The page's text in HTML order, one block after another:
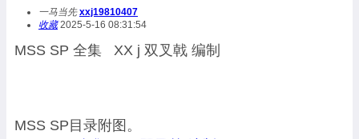
一马当先 xxj19810407
收藏2025-5-16 08:31:54
MSS SP 全集 XX j 双叉戟 编制
MSS SP目录附图。